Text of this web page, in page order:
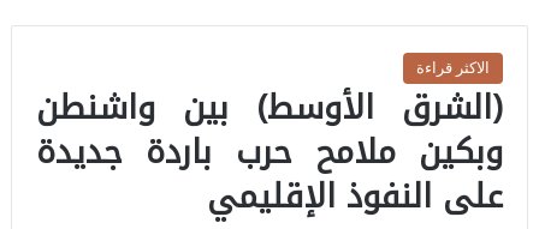
الاكثر قراءة
(الشرق الأوسط) بين واشنطن
وبكين ملامح حرب باردة جديدة
على النفوذ الإقليمي